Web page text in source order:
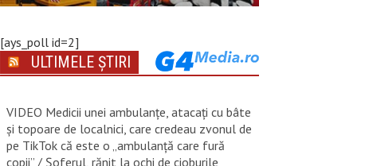
[ays_poll id=2]
ULTIMELE ȘTIRI
VIDEO Medicii unei ambulanțe, atacați cu bâte
și topoare de localnici, care credeau zvonul de
pe TikTok că este o „ambulanță care fură
copii” / Șoferul, rănit la ochi de cioburile